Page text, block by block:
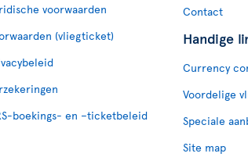
voorwaarden
(vliegticket)
boekings- en –ticketbeleid
Contact
Handige
Currency
Voordelige
Speciale
Site map